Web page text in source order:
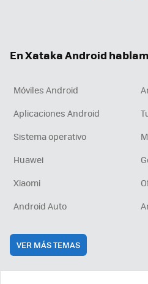
En Xataka Android
Móviles Android
Aplicaciones Android
Sistema operativo
Huawei
Xiaomi
Android Auto
VER MÁS TEMAS